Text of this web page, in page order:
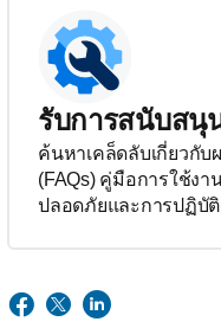
รับการสนับส
ค้นหาเคล็ดลับเกี่ยวกั
(FAQs) คู่มือการใช้ง
ปลอดภัยและการปฏิบั